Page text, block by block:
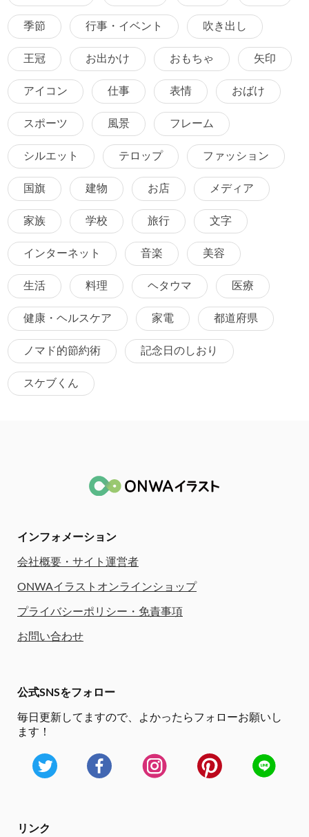
季節 行事・イベント 吹き出し
王冠 お出かけ おもちゃ 矢印
アイコン 仕事 表情 おばけ
スポーツ 風景 フレーム
シルエット テロップ ファッション
国旗 建物 お店 メディア
家族 学校 旅行 文字
インターネット 音楽 美容
生活 料理 ヘタウマ 医療
健康・ヘルスケア 家電 都道府県
ノマド的節約術 記念日のしおり
スケブくん
インフォメーション
会社概要・サイト運営者
ONWAイラストオンラインショップ
プライバシーポリシー・免責事項
お問い合わせ
公式SNSをフォロー
毎日更新してますので、
よかったらフォローお願いし
ます！
リンク